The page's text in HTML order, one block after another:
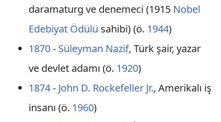
daramaturg ve denemeci (1915 Nobel
Edebiyat Ödülü sahibi) (ö. 1944)
1870- Süleyman Nazif, Türk şair, yazar
ve devlet adamı (ö. 1920)
1874- John D. Rockefeller Jr., Amerikalı iş
insanı (ö. 1960)